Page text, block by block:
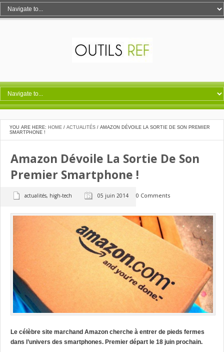
YOU ARE HERE: HOME / ACTUALITÉS / AMAZON DÉVOILE LA SORTIE DE SON PREMIER
SMARTPHONE !
Amazon Dévoile La Sortie De Son
Premier Smartphone !
actualités, high-tech 05 juin 2014 0 Comments
Le célèbre site marchand Amazon cherche à entrer de pieds fermes
dans l’univers des smartphones. Premier départ le 18 juin prochain.